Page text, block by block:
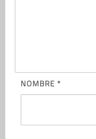
NOMBRE *